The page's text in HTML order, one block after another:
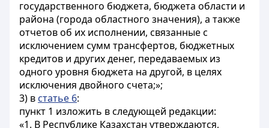
государственного бюджета, бюджета области и
района (города областного значения), а также
отчетов об их исполнении, связанные с
исключением сумм трансфертов, бюджетных
кредитов и других денег, передаваемых из
одного уровня бюджета на другой, в целях
исключения двойного счета;»;
3) в статье 6:
пункт 1 изложить в следующей редакции:
«1. В Республике Казахстан утверждаются,